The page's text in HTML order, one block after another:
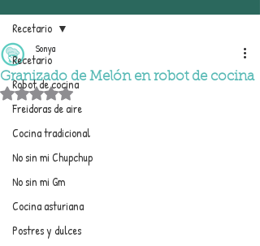
Recetario
Robot de cocina
Freidoras de aire
Cocina tradicional
No sin mi Chupchup
No sin mi Gm
Cocina asturiana
Postres y dulces
Recetario
Granizado de Melón en robot de cocina
Sonya
Obtuvo NaN de 5 estrellas.